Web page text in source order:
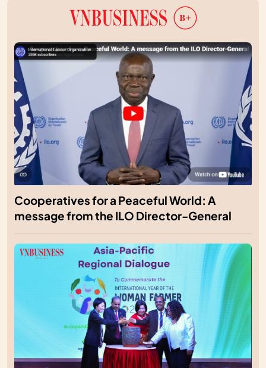
Cooperatives for a Peaceful World: A
message from the ILO Director-General